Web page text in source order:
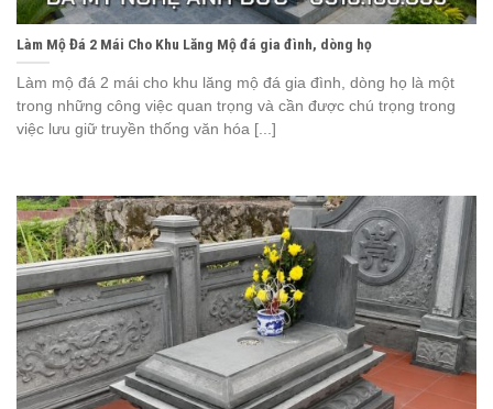
Làm Mộ Đá 2 Mái Cho Khu Lăng Mộ đá gia đình, dòng họ
Làm mộ đá 2 mái cho khu lăng mộ đá gia đình, dòng họ là một
trong những công việc quan trọng và cần được chú trọng trong
việc lưu giữ truyền thống văn hóa [...]